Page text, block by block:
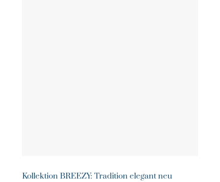
Kollektion BREEZY: Tradition elegant neu